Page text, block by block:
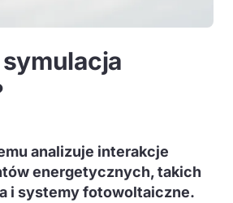
analizuje interakcje
energetycznych, takich
i systemy fotowoltaiczne.